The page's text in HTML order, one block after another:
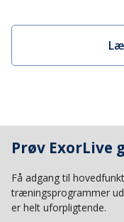
Prøv ExorLive
Få adgang til
træningsprogrammer
er helt uforpligtende.